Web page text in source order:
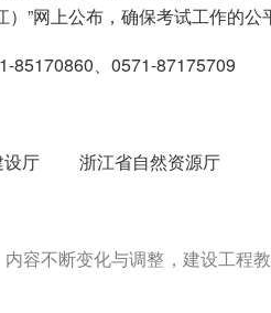
）”网上公布，确保考试工作的
85170860、0571-87175709
设厅 浙江省自然资源厅
容不断变化与调整，建设工程